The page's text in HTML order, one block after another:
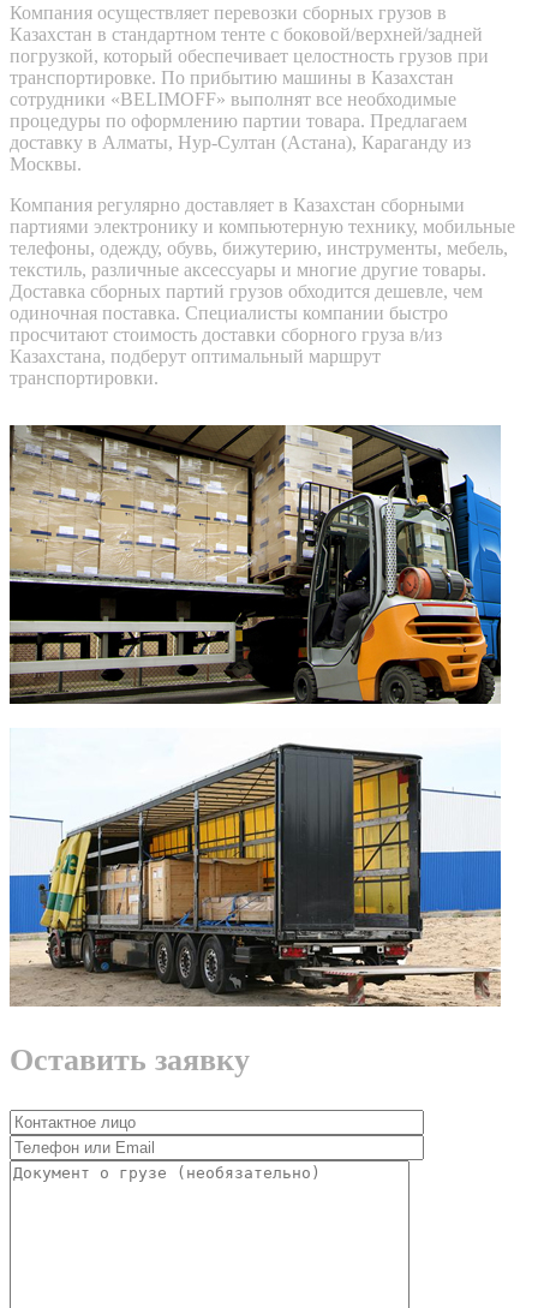
Компания осуществляет перевозки сборных грузов в
Казахстан в стандартном тенте с боковой/верхней/задней
погрузкой, который обеспечивает целостность грузов при
транспортировке. По прибытию машины в Казахстан
сотрудники «BELIMOFF» выполнят все необходимые
процедуры по оформлению партии товара. Предлагаем
доставку в Алматы, Нур-Султан (Астана), Караганду из
Москвы.
Компания регулярно доставляет в Казахстан сборными
партиями электронику и компьютерную технику, мобильные
телефоны, одежду, обувь, бижутерию, инструменты, мебель,
текстиль, различные аксессуары и многие другие товары.
Доставка сборных партий грузов обходится дешевле, чем
одиночная поставка. Специалисты компании быстро
просчитают стоимость доставки сборного груза в/из
Казахстана, подберут оптимальный маршрут
транспортировки.
Оставить заявку